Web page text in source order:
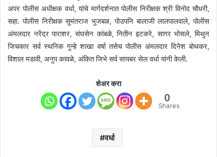
अपर पोलीस अधीक्षक वर्धा, यांचे मार्गदर्शनात पोलीस निरीक्षक श्री विनोद चौधरी,
सहा. पोलीस निरीक्षक सुमंतराज भुजबळ, पोउपनि बालाजी लालपालवाले, पोलीस
अंमलदार नरेंद्र पाराशर, संघसेन कांबळे, नितीन इटकरे, सागर भोसले, मिथुन
जिचकार सर्व स्थनिक गुन्हे शाखा वर्षा तसेच पोलीस अंमलदार दिनेश बोथकर,
विशाल मडावी, अनुप कावळे, अंकित जिभे सर्व सायबर सेल वर्धा यांनी केली.
शेअर करा
0
Shares
वर्धा